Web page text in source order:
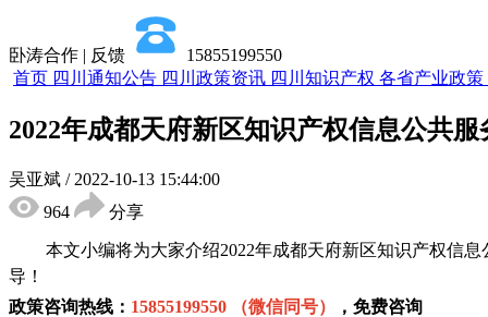
卧涛合作 | 反馈
15855199550
首页 四川通知公告 四川政策资讯 四川知识产权 各省产业政策
2022年成都天府新区知识产权信息公共
吴亚斌 / 2022-10-13 15:44:00
964
分享
本文小编将为大家介绍2022年成都天府新区知识产权信息
导！
政策咨询热线： 15855199550 （微信同号） ，免费咨询